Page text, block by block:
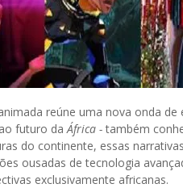
reúne uma nova onda
futuro daÁfrica -também
do continente, essas
ousadas de tecnologia
exclusivamente africanas.